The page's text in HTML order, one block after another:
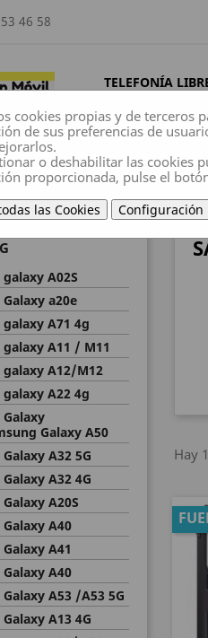
46 58
TELEFONÍA
Samsung
A02S
a20e
A71 4g
A11 / M11
galaxy A12/M12
A22 4g
Galaxy A50
A32 5G
A32 4G
A20S
A40
A41
A40
A53 /A53 5G
A13 4G
Hay
cookies propias y de terceros
de sus preferencias de
o deshabilitar las cookies
proporcionada, pulse el
las Cookies Configuración